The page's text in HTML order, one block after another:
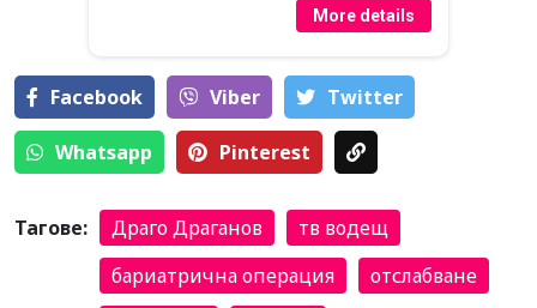
More details
Facebook Viber Тwitter
Whatsapp Pinterest
Тагове: Драго Драганов
тв водещ
бариатрична операция
отслабване